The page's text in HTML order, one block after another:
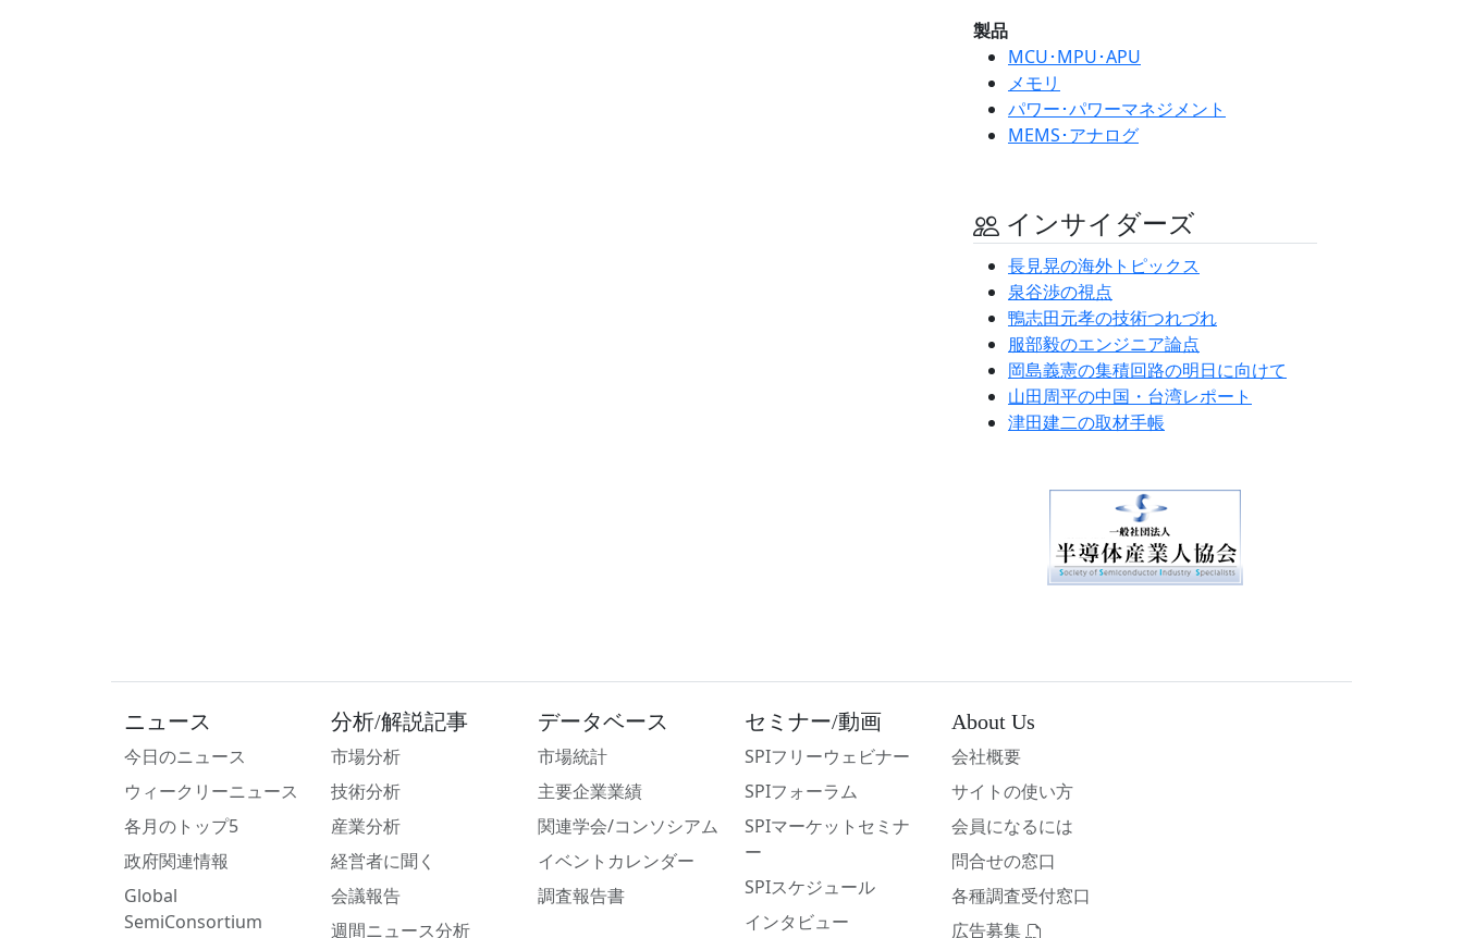
製品
MCU･MPU･APU
メモリ
パワー･パワーマネジメント
MEMS･アナログ
インサイダーズ
長見晃の海外トピックス
泉谷渉の視点
鴨志田元孝の技術つれづれ
服部毅のエンジニア論点
岡島義憲の集積回路の明日に向けて
山田周平の中国・台湾レポート
津田建二の取材手帳
ニュース
今日のニュース
ウィークリーニュース
各月のトップ5
政府関連情報
Global
SemiConsortium
分析/解説記事
市場分析
技術分析
産業分析
経営者に聞く
会議報告
週間ニュース分析
データベース
市場統計
主要企業業績
関連学会/コンソシアム
イベントカレンダー
調査報告書
セミナー/動画
SPIフリーウェビナー
SPIフォーラム
SPIマーケットセミナ
ー
SPIスケジュール
インタビュー
About Us
会社概要
サイトの使い方
会員になるには
問合せの窓口
各種調査受付窓口
広告募集